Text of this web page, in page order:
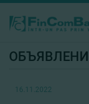
16.11.2022